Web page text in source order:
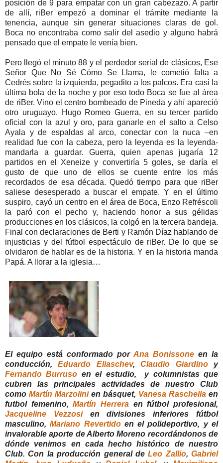
posición de 9 para empatar con un gran cabezazo. A partir
de allí, riBer empezó a dominar el trámite mediante la
tenencia, aunque sin generar situaciones claras de gol.
Boca no encontraba como salir del asedio y alguno habrá
pensado que el empate le venía bien.
Pero llegó el minuto 88 y el perdedor serial de clásicos, Ese
Señor Que No Sé Cómo Se Llama, le cometió falta a
Cedrés sobre la izquierda, pegadito a los palcos. Era casi la
última bola de la noche y por eso todo Boca se fue al área
de riBer. Vino el centro bombeado de Pineda y ahí apareció
otro uruguayo, Hugo Romeo Guerra, en su tercer partido
oficial con la azul y oro, para ganarle en el salto a Celso
Ayala y de espaldas al arco, conectar con la nuca –en
realidad fue con la cabeza, pero la leyenda es la leyenda-
mandarla a guardar. Guerra, quien apenas jugaría 12
partidos en el Xeneize y convertiría 5 goles, se daría el
gusto de que uno de ellos se cuente entre los más
recordados de esa década. Quedó tiempo para que riBer
saliese desesperado a buscar el empate. Y en el último
suspiro, cayó un centro en el área de Boca, Enzo Refréscoli
la paró con el pecho y, haciendo honor a sus gélidas
producciones en los clásicos, la colgó en la tercera bandeja.
Final con declaraciones de Berti y Ramón Díaz hablando de
injusticias y del fútbol espectáculo de riBer. De lo que se
olvidaron de hablar es de la historia. Y en la historia manda
Papá. A llorar a la iglesia…
El equipo está conformado por Ana Bonissone en la
conducción,Eduardo Eliaschev,Claudio Giardinoy
Fernando Burruso en el estudio, y columnistas que
cubren las principales actividades de nuestro Club
como Martín Marzolinien básquet, Vanesa Raschella en
futbol femenino,Martín Herrera en fútbol profesional,
Jacqueline Vezzosien divisiones inferiores fútbol
masculino,Mariano Revertidoen el polideportivo, y el
invalorable aporte de Alberto Moreno recordándonos de
dónde venimos en cada hecho histórico de nuestro
Club. Con la producción general deLeo Zallio, Gabriel